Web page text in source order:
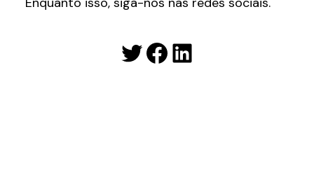
Twitter
Facebook
LinkedIn